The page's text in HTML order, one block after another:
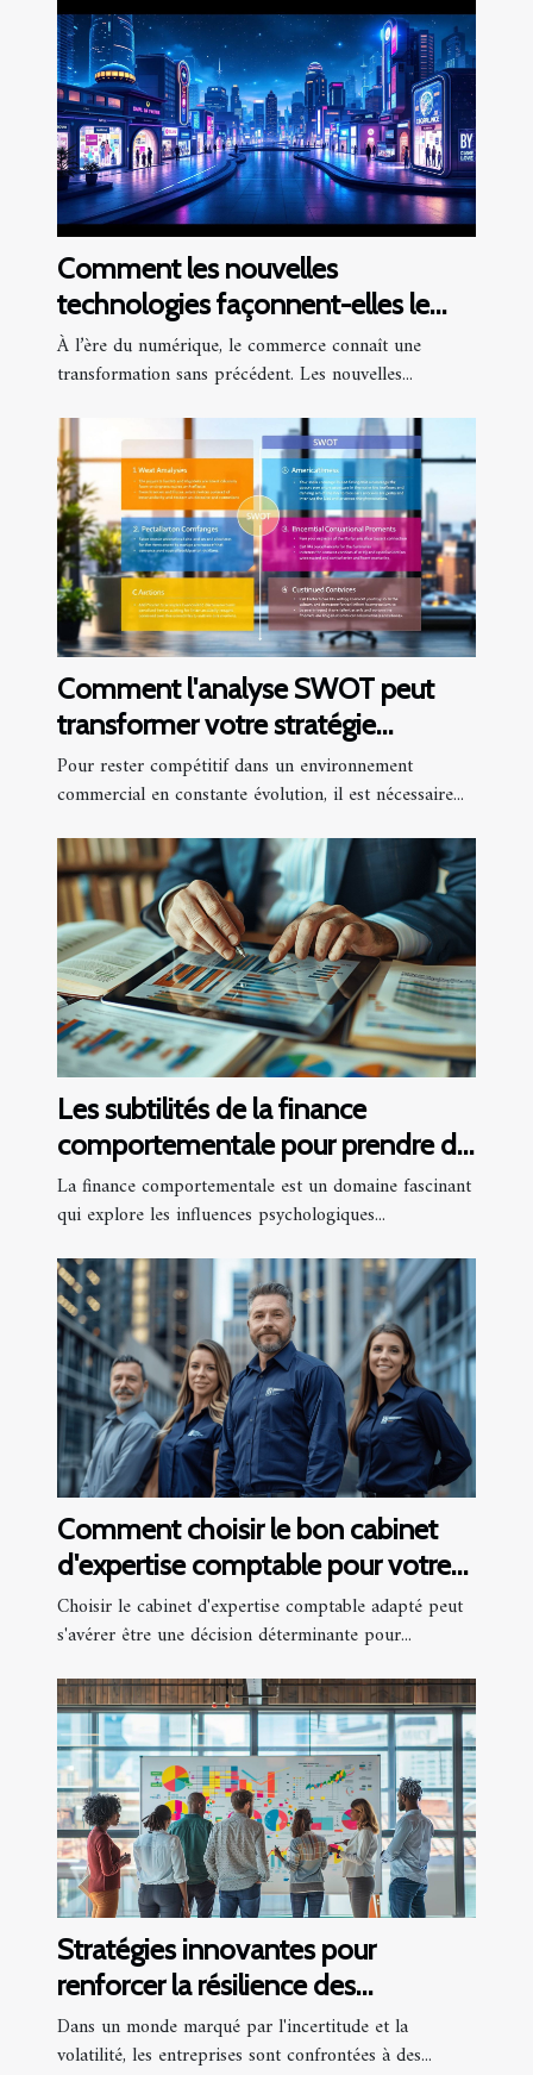
Comment les nouvelles
technologies façonnent-elles le
futur du commerce ?
À l’ère du numérique, le commerce connaît une
transformation sans précédent. Les nouvelles...
Comment l'analyse SWOT peut
transformer votre stratégie
d'entreprise
Pour rester compétitif dans un environnement
commercial en constante évolution, il est nécessaire...
Les subtilités de la finance
comportementale pour prendre de
meilleures décisions
d'investissement
La finance comportementale est un domaine fascinant
qui explore les influences psychologiques...
Comment choisir le bon cabinet
d'expertise comptable pour votre
entreprise
Choisir le cabinet d'expertise comptable adapté peut
s'avérer être une décision déterminante pour...
Stratégies innovantes pour
renforcer la résilience des
entreprises en période de crise
Dans un monde marqué par l'incertitude et la
volatilité, les entreprises sont confrontées à des...